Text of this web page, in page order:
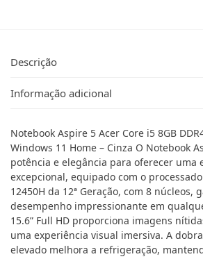
Descrição
Informação adicional
Notebook Aspire 5 Acer Core i5 8GB
Windows 11 Home – Cinza O Notebook
potência e elegância para oferecer uma
excepcional, equipado com o
12450H da 12ª Geração, com 8 núcleos,
desempenho impressionante em
15.6” Full HD proporciona imagens
uma experiência visual imersiva. A
elevado melhora a refrigeração,